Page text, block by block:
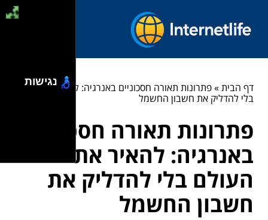
דף הבית»פתרונות תאורה חסכוניים באנרגיה: להאיר את העולם
בלי להדליק את חשבון החשמל
פתרונות תאורה חסכוניים
באנרגיה: להאיר את
העולם בלי להדליק את
חשבון החשמל
נגישות